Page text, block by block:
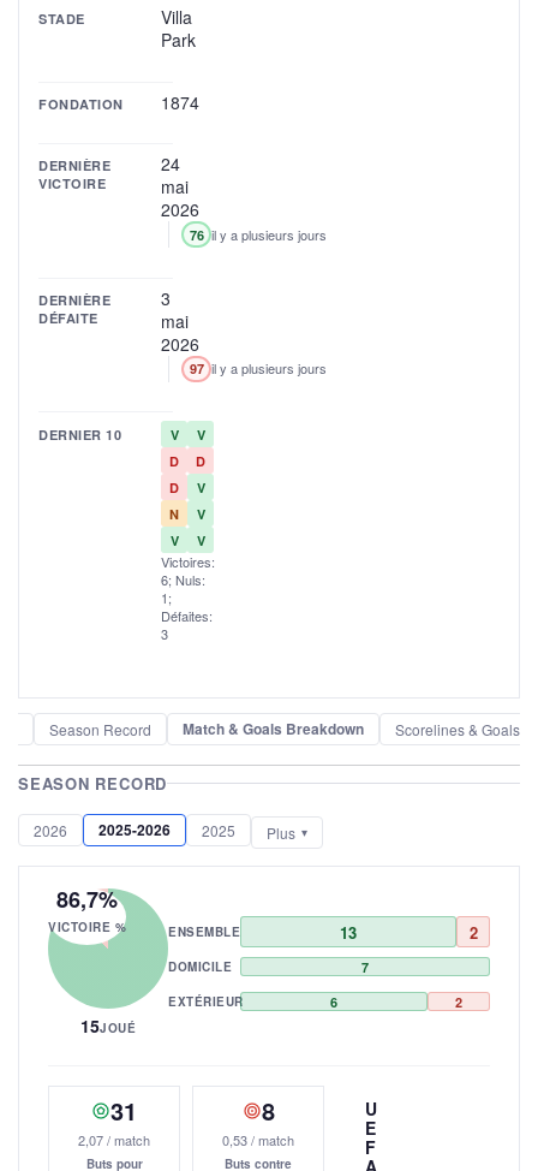
STADE
Villa
Park
FONDATION 1874
DERNIÈRE
VICTOIRE
24
mai
2026
76 il y a plusieurs jours
DERNIÈRE
DÉFAITE
3
mai
2026
97 il y a plusieurs jours
DERNIER 10 V
V
D
D
D
V
N
V
V
V
Victoires:
6; Nuls:
1;
Défaites:
3
Season Record Match & Goals Breakdown Scorelines & Goals
SEASON RECORD
2026 2025-2026 2025 Plus
86,7%
VICTOIRE %
15JOUÉ
ENSEMBLE 13 2
DOMICILE 7
EXTÉRIEUR 6 2
31
2,07 / match
Buts pour
8
0,53 / match
Buts contre
U
E
F
A